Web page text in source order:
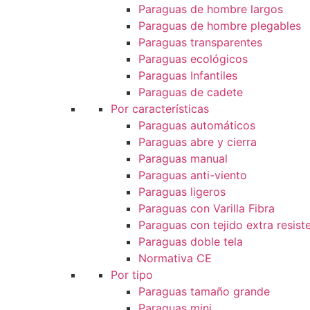
Paraguas de hombre largos
Paraguas de hombre plegables
Paraguas transparentes
Paraguas ecológicos
Paraguas Infantiles
Paraguas de cadete
Por características
Paraguas automáticos
Paraguas abre y cierra
Paraguas manual
Paraguas anti-viento
Paraguas ligeros
Paraguas con Varilla Fibra
Paraguas con tejido extra
Paraguas doble tela
Normativa CE
Por tipo
Paraguas tamaño grande